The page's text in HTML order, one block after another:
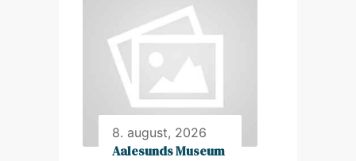
8. august, 2026
Aalesunds Museum